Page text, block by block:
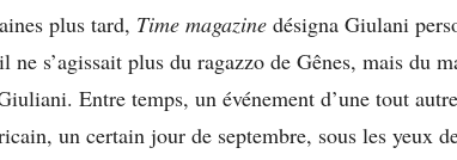
plus tard, Time magazine désigna Giulani
ne s’agissait plus du ragazzo de Gênes, mais du
Entre temps, un événement d’une tout
un certain jour de septembre, sous les yeux